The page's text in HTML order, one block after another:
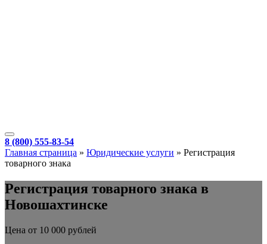
8 (800) 555-83-54
Главная страница » Юридические услуги » Регистрация
товарного знака
Регистрация товарного знака в
Новошахтинске
Цена от 10 000 рублей